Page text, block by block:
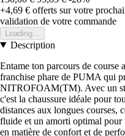
+4,69 € offerts sur votre
validation de votre commande
Loading...
Description
Entame ton parcours de
franchise phare de PUMA qui
NITROFOAM(TM). Avec un
c'est la chaussure idéale pour
distances aux longues courses,
fluide et un amorti optimal pour
en matière de confort et de